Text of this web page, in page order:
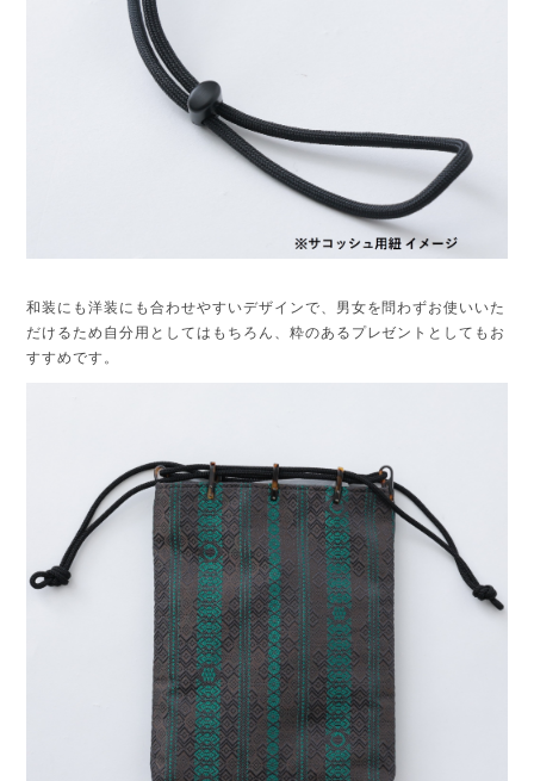
和装にも洋装にも合わせやすいデザインで、男女を問わずお使いいた
だけるため自分用としてはもちろん、粋のあるプレゼントとしてもお
すすめです。